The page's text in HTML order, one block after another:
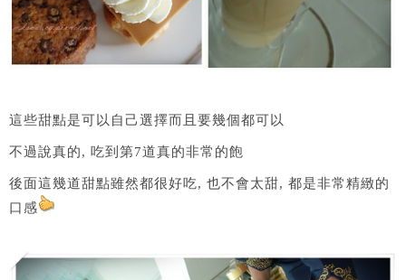
這些甜點是可以自己選擇而且要幾個都可以
不過說真的, 吃到第7道真的非常的飽
後面這幾道甜點雖然都很好吃, 也不會太甜, 都是非常精緻的
口感